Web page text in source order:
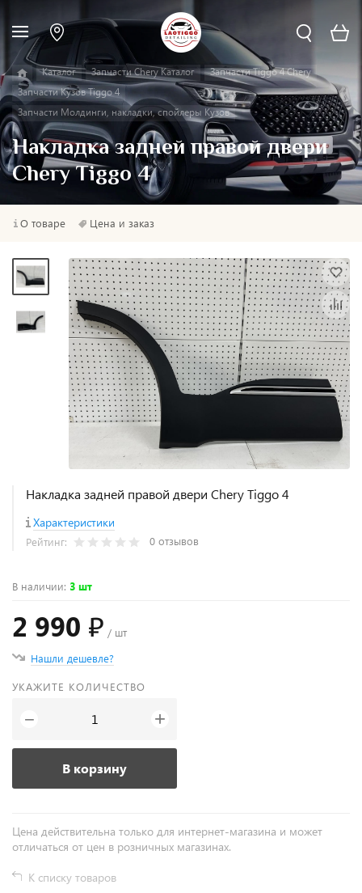
Каталог Запчасти Chery Каталог
Запчасти Tiggo 4 Chery
Запчасти Кузов Tiggo 4
Запчасти Молдинги, накладки, спойлеры Кузов
Накладка задней правой двери
Chery Tiggo 4
О товаре Цена и заказ
Накладка задней правой двери Chery Tiggo 4
Характеристики
Рейтинг: 0 отзывов
В наличии: 3 шт
2 990 ₽ / шт
Нашли дешевле?
УКАЖИТЕ КОЛИЧЕСТВО
− +
В корзину
Цена действительна только для интернет-магазина и может
отличаться от цен в розничных магазинах.
К списку товаров